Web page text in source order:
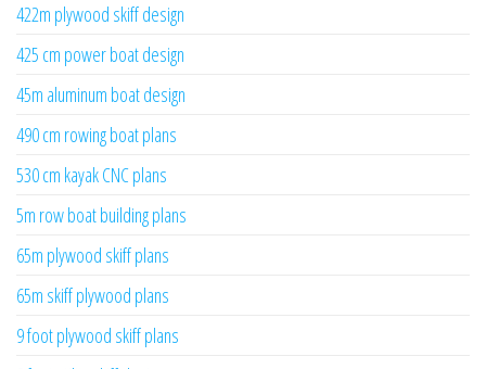
422m plywood skiff design
425 cm power boat design
45m aluminum boat design
490 cm rowing boat plans
530 cm kayak CNC plans
5m row boat building plans
65m plywood skiff plans
65m skiff plywood plans
9 foot plywood skiff plans